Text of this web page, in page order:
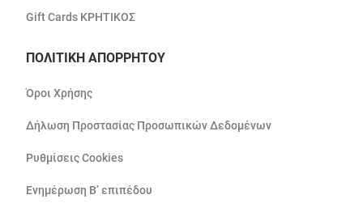
Gift Cards ΚΡΗΤΙΚΟΣ
ΠΟΛΙΤΙΚΗ ΑΠΟΡΡΗΤΟΥ
Όροι Χρήσης
Δήλωση Προστασίας Προσωπικών Δεδομένων
Ρυθμίσεις Cookies
Ενημέρωση Β’ επιπέδου